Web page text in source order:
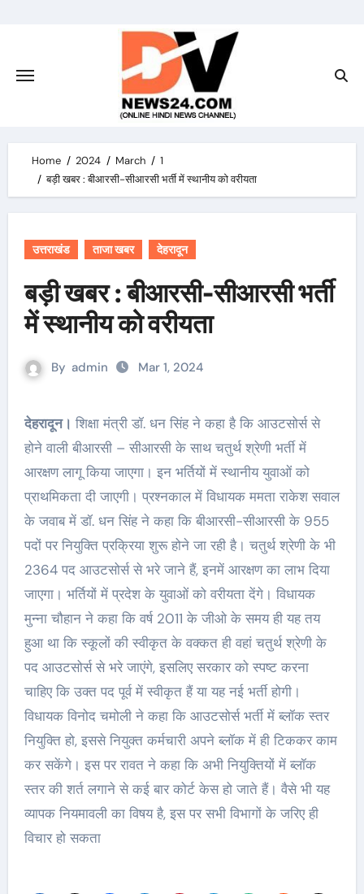
Home 2024 March
1
बड़ी खबर : बीआरसी-सीआरसी भर्ती में स्थानीय को वरीयता
उत्तराखंड ताजा खबर देहरादून
बड़ी खबर : बीआरसी-सीआरसी भर्ती
में स्थानीय को वरीयता
By admin Mar 1, 2024
देहरादून। शिक्षा मंत्री डॉ. धन सिंह ने कहा है कि आउटसोर्स से
होने वाली बीआरसी – सीआरसी के साथ चतुर्थ श्रेणी भर्ती में
आरक्षण लागू किया जाएगा। इन भर्तियों में स्थानीय युवाओं को
प्राथमिकता दी जाएगी। प्रश्नकाल में विधायक ममता राकेश सवाल
के जवाब में डॉ. धन सिंह ने कहा कि बीआरसी-सीआरसी के 955
पदों पर नियुक्ति प्रक्रिया शुरू होने जा रही है। चतुर्थ श्रेणी के भी
2364 पद आउटसोर्स से भरे जाने हैं, इनमें आरक्षण का लाभ दिया
जाएगा। भर्तियों में प्रदेश के युवाओं को वरीयता देंगे। विधायक
मुन्ना चौहान ने कहा कि वर्ष 2011 के जीओ के समय ही यह तय
हुआ था कि स्कूलों की स्वीकृत के वक्कत ही वहां चतुर्थ श्रेणी के
पद आउटसोर्स से भरे जाएंगे, इसलिए सरकार को स्पष्ट करना
चाहिए कि उक्त पद पूर्व में स्वीकृत हैं या यह नई भर्ती होगी।
विधायक विनोद चमोली ने कहा कि आउटसोर्स भर्ती में ब्लॉक स्तर
नियुक्ति हो, इससे नियुक्त कर्मचारी अपने ब्लॉक में ही टिककर काम
कर सकेंगे। इस पर रावत ने कहा कि अभी नियुक्तियों में ब्लॉक
स्तर की शर्त लगाने से कई बार कोर्ट केस हो जाते हैं। वैसे भी यह
व्यापक नियमावली का विषय है, इस पर सभी विभागों के जरिए ही
विचार हो सकता